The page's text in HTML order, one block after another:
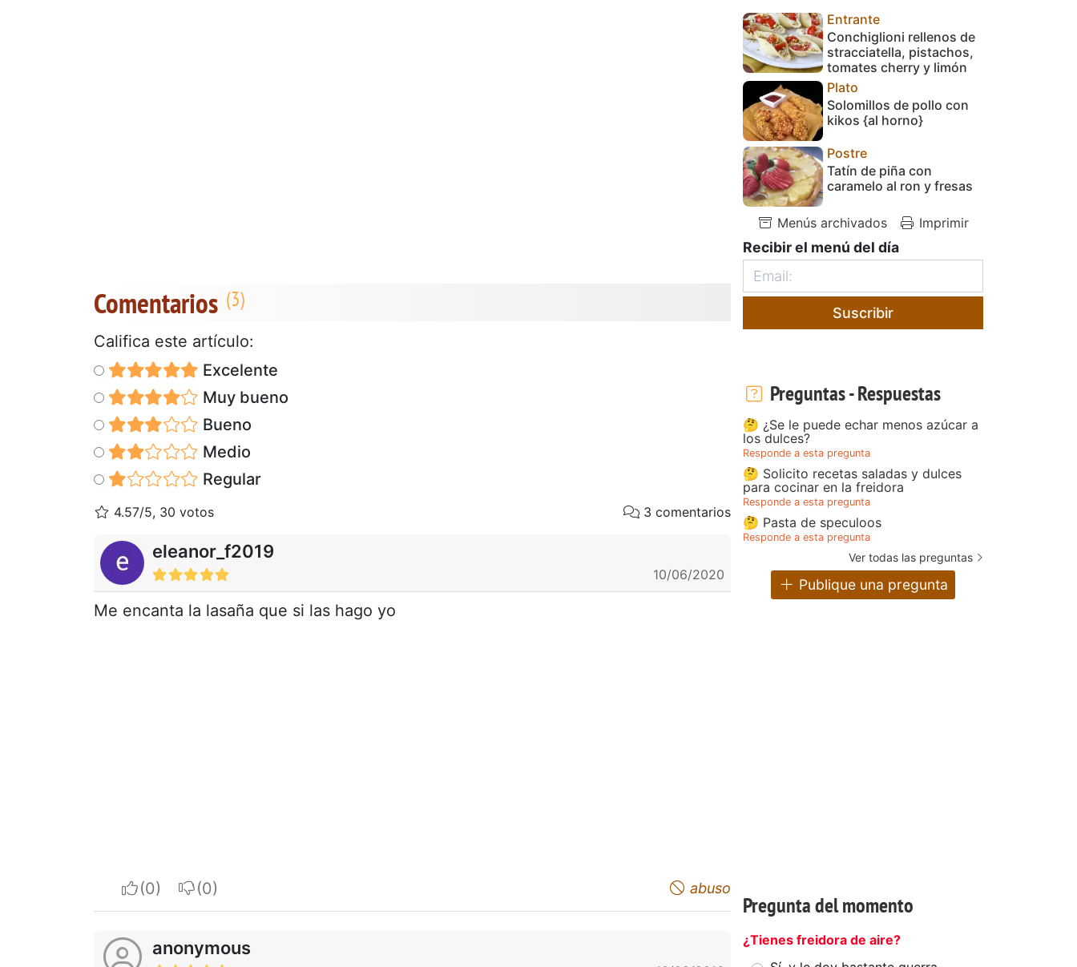
Comentarios
Califica este artículo:
Excelente
Muy bueno
Bueno
Medio
Regular
4.57/5, 30 votos 3 comentarios
eleanor_f2019
10/06/2020
Me encanta la lasaña que si las hago yo
I apreciateI do not appreciate abuso
anonymous
Entrante
Conchiglioni rellenos de
stracciatella, pistachos,
tomates cherry y limón
Plato
Solomillos de pollo con
kikos {al horno}
Postre
Tatín de piña con
caramelo al ron y fresas
Menús archivados Imprimir
Recibir el menú del día
Suscribir
Preguntas - Respuestas
🤔 ¿Se le puede echar menos azúcar a
los dulces?
Responde a esta pregunta
🤔 Solicito recetas saladas y dulces
para cocinar en la freidora
Responde a esta pregunta
🤔 Pasta de speculoos
Responde a esta pregunta
Ver todas las preguntas
Publique una pregunta
Pregunta del momento
¿Tienes freidora de aire?